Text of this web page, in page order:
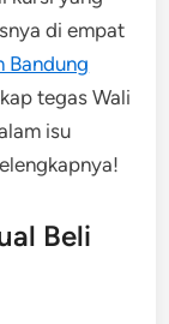
di empat
Bandung
tegas Wali
isu
Beli